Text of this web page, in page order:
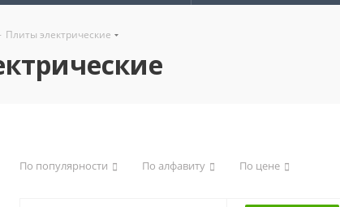
Плиты электрические
По популярности По алфавиту По цене